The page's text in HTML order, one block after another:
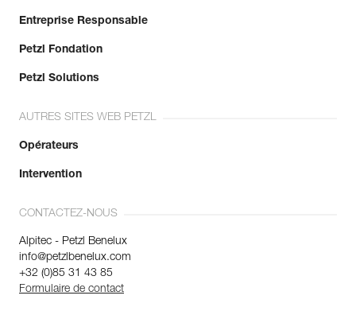
Entreprise Responsable
Petzl Fondation
Petzl Solutions
AUTRES SITES WEB PETZL
Opérateurs
Intervention
CONTACTEZ-NOUS
Alpitec - Petzl Benelux
info@petzlbenelux.com
+32 (0)85 31 43 85
Formulaire de contact